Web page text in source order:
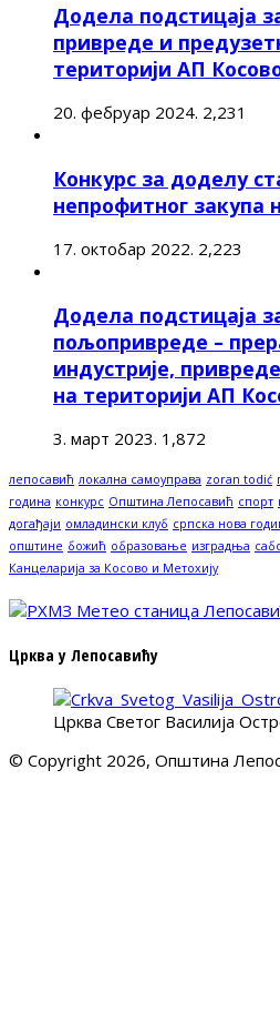
Додела подстицаја
привреде и
територији АП
20. фебруар 2024. 2,231
Конкурс за доделу
непрофитног закупа
17. октобар 2022. 2,223
Додела подстицаја
пољопривреде –
индустрије,
на територији АП
3. март 2023. 1,872
лепосавић локална самоуправа zoran todić
година конкурс Општина Лепосавић спорт
догађаји омладински клуб српска нова
општине божић образовање изградња
Канцеларија за Косово и Метохију
Црква у Лепосавићу
Црква Светог Василија
© Copyright 2026, Општина